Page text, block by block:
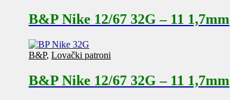
B&P Nike 12/67 32G – 11 1,7mm
B&P, Lovački patroni
B&P Nike 12/67 32G – 11 1,7mm